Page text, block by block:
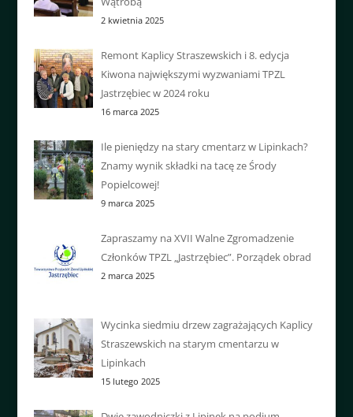
2 kwietnia 2025
Remont Kaplicy Straszewskich i 8. edycja
Kiwona największymi wyzwaniami TPZL
Jastrzębiec w 2024 roku
16 marca 2025
Ile pieniędzy na stary cmentarz w Lipinkach?
Znamy wynik składki na tacę ze Środy
Popielcowej!
9 marca 2025
Zapraszamy na XVII Walne Zgromadzenie
Członków TPZL „Jastrzębiec”. Porządek obrad
2 marca 2025
Wycinka siedmiu drzew zagrażających Kaplicy
Straszewskich na starym cmentarzu w
Lipinkach
15 lutego 2025